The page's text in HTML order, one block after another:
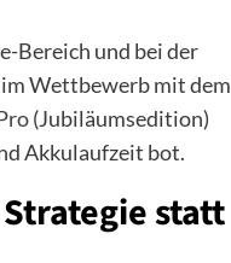
Bereich und bei der
Wettbewerb mit dem
(Jubiläumsedition)
Akkulaufzeit bot.
statt